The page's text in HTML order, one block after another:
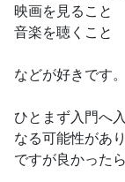
映画を見ること
音楽を聴くこと
などが好きです。
ひとまず入門へ
なる可能性があり
ですが良かった